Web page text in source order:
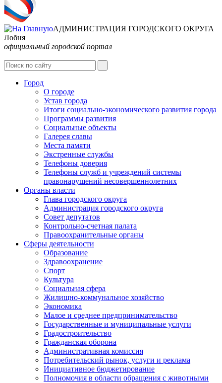
АДМИНИСТРАЦИЯ ГОРОДСКОГО ОКРУГА
Лобня
официальный городской портал
Город
О городе
Устав города
Итоги социально-экономического развития города
Программы развития
Социальные объекты
Галерея славы
Места памяти
Экстренные службы
Телефоны доверия
Телефоны служб и учреждений системы
правонарушений несовершеннолетних
Органы власти
Глава городского округа
Администрация городcкого округа
Совет депутатов
Контрольно-счетная палата
Правоохранительные органы
Сферы деятельности
Образование
Здравоохранение
Спорт
Культура
Социальная сфера
Жилищно-коммунальное хозяйство
Экономика
Малое и среднее предпринимательство
Государственные и муниципальные услуги
Градостроительство
Гражданская оборона
Административная комиссия
Потребительский рынок, услуги и реклама
Инициативное бюджетирование
Полномочия в области обращения с животными